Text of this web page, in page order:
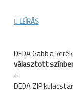
LEÍRÁS
DEDA Gabbia
választott
+
DEDA ZIP